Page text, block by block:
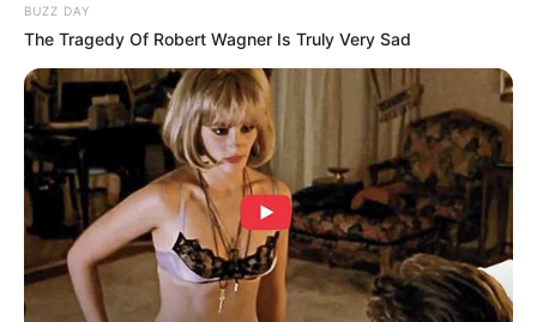
FaktaMenarik
Dia memiliki adik laki-laki.
Dia dari agensi AKS, dibawah naungan EMI Records.
Merupakan anggota grup HKT48 (adik dari grup AKB48)
generasi pertama, posisi sub-kapten dan debut tahun 2011.
Sebelum pindah ke HKT48, dia menempati posisi center di
grup AKB48. generasi pertama dari Februari 2014 – Desember
BUZZ DAY
The Tragedy Of Robert Wagner Is Truly Very Sad